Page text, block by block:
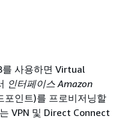
사용하면 Virtual
인터페이스 Amazon
포인트)를 프로비저닝할
VPN 및 Direct Connect